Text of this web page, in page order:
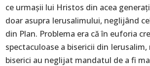
ce urmașii lui Hristos din acea
doar asupra Ierusalimului, neglijând
din Plan. Problema era că în euforia
spectaculoase a bisericii din
biserici au neglijat mandatul de a fi